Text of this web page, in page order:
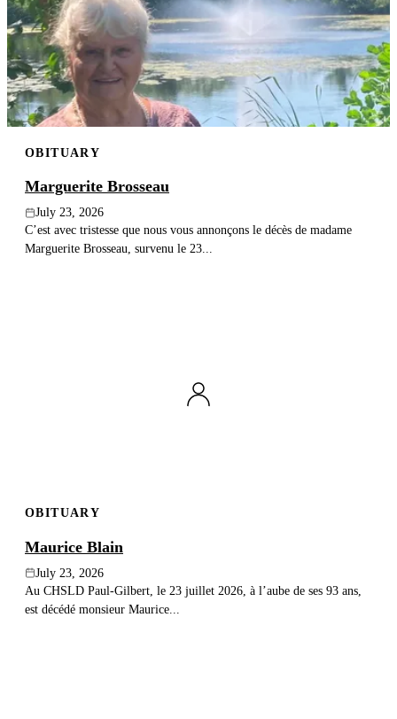
OBITUARY
Marguerite Brosseau
July 23, 2026
C’est avec tristesse que nous vous annonçons le décès de madame
Marguerite Brosseau, survenu le 23...
OBITUARY
Maurice Blain
July 23, 2026
Au CHSLD Paul-Gilbert, le 23 juillet 2026, à l’aube de ses 93 ans,
est décédé monsieur Maurice...